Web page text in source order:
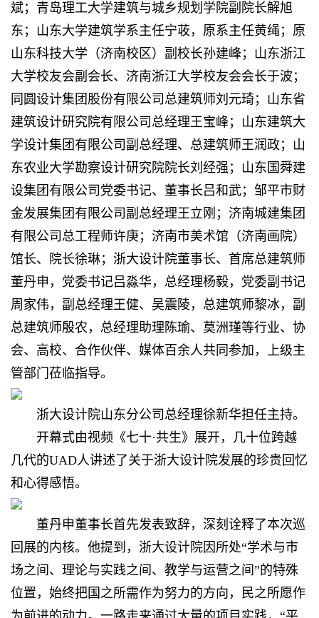
斌；青岛理工大学建筑与城乡规划学院副院长解旭
东；山东大学建筑学系主任宁荍，原系主任黄绳；原
山东科技大学（济南校区）副校长孙建峰；山东浙江
大学校友会副会长、济南浙江大学校友会会长于波；
同圆设计集团股份有限公司总建筑师刘元琦；山东省
建筑设计研究院有限公司总经理王宝峰；山东建筑大
学设计集团有限公司副总经理、总建筑师王润政；山
东农业大学勘察设计研究院院长刘经强；山东国舜建
设集团有限公司党委书记、董事长吕和武；邹平市财
金发展集团有限公司副总经理王立刚；济南城建集团
有限公司总工程师许庚；济南市美术馆（济南画院）
馆长、院长徐琳；浙大设计院董事长、首席总建筑师
董丹申，党委书记吕淼华，总经理杨毅，党委副书记
周家伟，副总经理王健、吴震陵，总建筑师黎冰，副
总建筑师殷农，总经理助理陈瑜、莫洲瑾等行业、协
会、高校、合作伙伴、媒体百余人共同参加，上级主
管部门莅临指导。
浙大设计院山东分公司总经理徐新华担任主持。
开幕式由视频《七十·共生》展开，几十位跨越
几代的UAD人讲述了关于浙大设计院发展的珍贵回忆
和心得感悟。
董丹申董事长首先发表致辞，深刻诠释了本次巡
回展的内核。他提到，浙大设计院因所处“学术与市
场之间、理论与实践之间、教学与运营之间”的特殊
位置，始终把国之所需作为努力的方向，民之所愿作